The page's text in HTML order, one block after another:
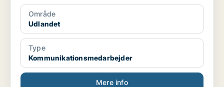
Område
Udlandet
Type
Kommunikationsmedarbejder
Mere info